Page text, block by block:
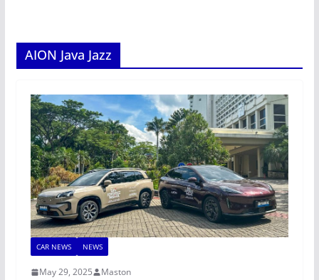
AION Java Jazz
CAR NEWS NEWS
May 29, 2025
Maston